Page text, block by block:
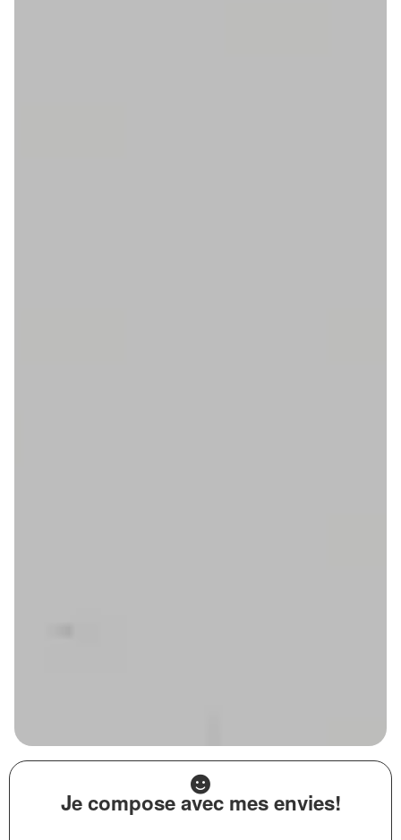
Je compose avec mes envies!